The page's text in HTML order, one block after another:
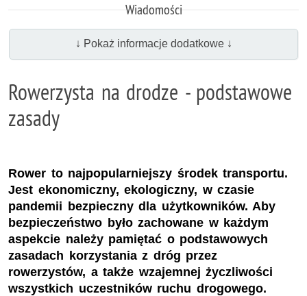
Wiadomości
↓ Pokaż informacje dodatkowe ↓
Rowerzysta na drodze - podstawowe
zasady
Rower to najpopularniejszy środek transportu.
Jest ekonomiczny, ekologiczny, w czasie
pandemii bezpieczny dla użytkowników. Aby
bezpieczeństwo było zachowane w każdym
aspekcie należy pamiętać o podstawowych
zasadach korzystania z dróg przez
rowerzystów, a także wzajemnej życzliwości
wszystkich uczestników ruchu drogowego.